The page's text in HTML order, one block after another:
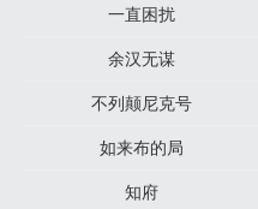
一直困扰
余汉无谋
不列颠尼克号
如来布的局
知府